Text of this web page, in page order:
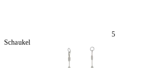
5
Schaukel